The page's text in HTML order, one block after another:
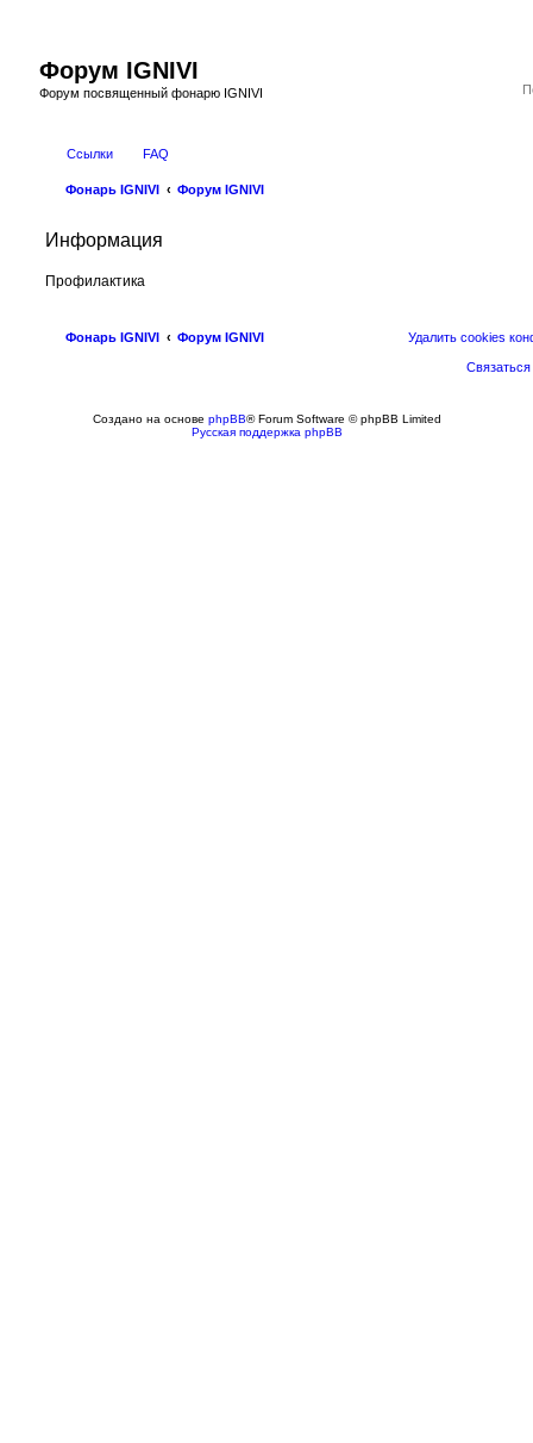
Форум IGNIVI
Форум посвященный фонарю IGNIVI
Ссылки FAQ
Фонарь IGNIVI Форум IGNIVI
Информация
Профилактика
Фонарь IGNIVI Форум IGNIVI Удалить cookies
Создано на основе phpBB® Forum Software © phpBB Limited
Русская поддержка phpBB